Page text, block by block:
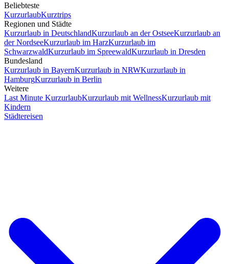
Beliebteste
KurzurlaubKurztrips
Regionen und Städte
Kurzurlaub in DeutschlandKurzurlaub an der OstseeKurzurlaub an
der NordseeKurzurlaub im HarzKurzurlaub im
SchwarzwaldKurzurlaub im SpreewaldKurzurlaub in Dresden
Bundesland
Kurzurlaub in BayernKurzurlaub in NRWKurzurlaub in
HamburgKurzurlaub in Berlin
Weitere
Last Minute KurzurlaubKurzurlaub mit WellnessKurzurlaub mit
Kindern
Städtereisen